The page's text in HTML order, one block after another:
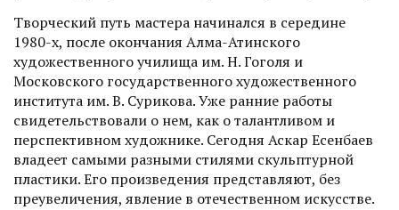
Творческий путь мастера начинался в середине
1980-х, пос­ле окончания Алма-Атинского
художественного училища им. Н. Гоголя и
Московского государственного художественного
института им. В. Сурикова. Уже ранние работы
свидетельствовали о нем, как о талантливом и
перспективном художнике. Сегодня Аскар Есенбаев
владеет самыми разными стилями скульптурной
пластики. Его произведения представляют, без
преувеличения, явление в отечественном искусстве.